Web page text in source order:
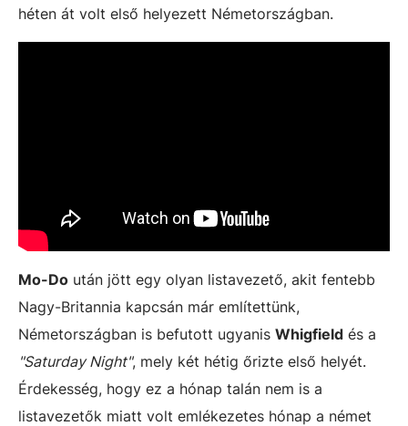
héten át volt első helyezett Németországban.
Mo-Do után jött egy olyan listavezető, akit fentebb
Nagy-Britannia kapcsán már említettünk,
Németországban is befutott ugyanis Whigfield és a
"Saturday Night", mely két hétig őrizte első helyét.
Érdekesség, hogy ez a hónap talán nem is a
listavezetők miatt volt emlékezetes hónap a német